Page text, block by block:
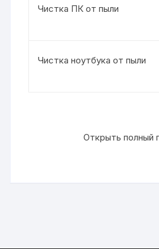
Чистка ПК от пыли
Чистка ноутбука от пыли
Открыть полный